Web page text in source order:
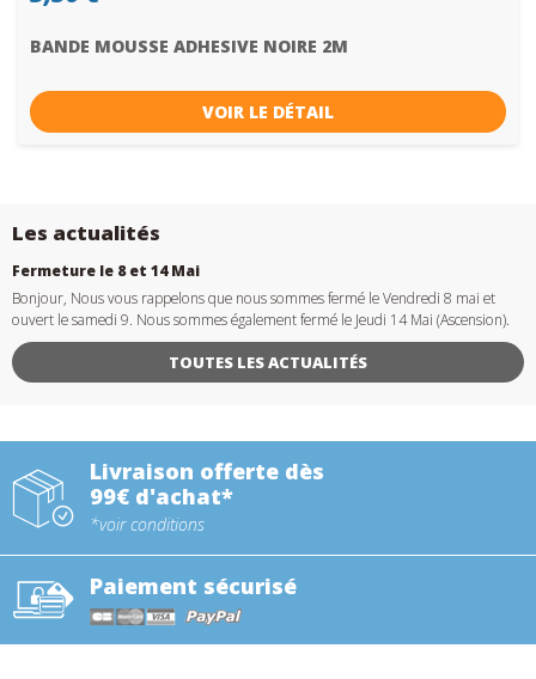
BANDE MOUSSE ADHESIVE NOIRE 2M
VOIR LE DÉTAIL
Les actualités
Fermeture le 8 et 14 Mai
Bonjour, Nous vous rappelons que nous sommes fermé le Vendredi 8 mai et
ouvert le samedi 9. Nous sommes également fermé le Jeudi 14 Mai (Ascension).
TOUTES LES ACTUALITÉS
Livraison offerte dès
99€ d'achat*
*voir conditions
Paiement sécurisé